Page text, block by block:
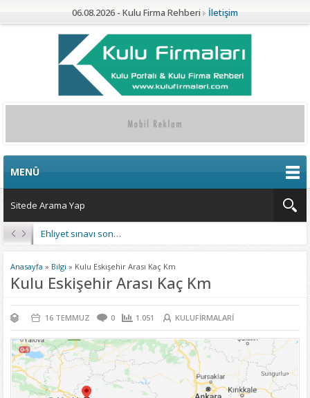
06.08.2026 - Kulu Firma Rehberi İletişim
MENÜ
Kulu’da 4 Mahalleye Yangın Söndürme Tankeri
Anasayfa » Bilgi » Kulu Eskişehir Arası Kaç Km
Kulu Eskişehir Arası Kaç Km
16 TEMMUZ 0 1.051 KULUFIRMALARI